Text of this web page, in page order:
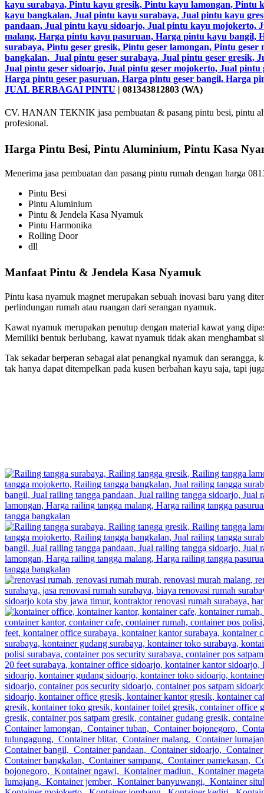
JUAL BERBAGAI PINTU | 081343812803 (WA)
CV. HANAN TEKNIK jasa pembuatan & pasang pintu besi, pintu
profesional.
Harga Pintu Besi, Pintu Aluminium, Pintu Kasa
Menerima jasa pembuatan dan pasang pintu rumah dengan harga
Pintu Besi
Pintu Aluminium
Pintu & Jendela Kasa Nyamuk
Pintu Harmonika
Rolling Door
dll
Manfaat Pintu & Jendela Kasa Nyamuk
Pintu kasa nyamuk magnet merupakan sebuah inovasi baru yang
perlindungan rumah atau ruangan dari serangan nyamuk.
Kawat nyamuk merupakan penutup dengan material kawat yang
Memiliki bentuk berlubang, kawat nyamuk tidak akan menghambat
Tak sekadar berperan sebagai alat penangkal nyamuk dan
tak hanya dapat ditempelkan pada kusen berbahan kayu saja, tapi